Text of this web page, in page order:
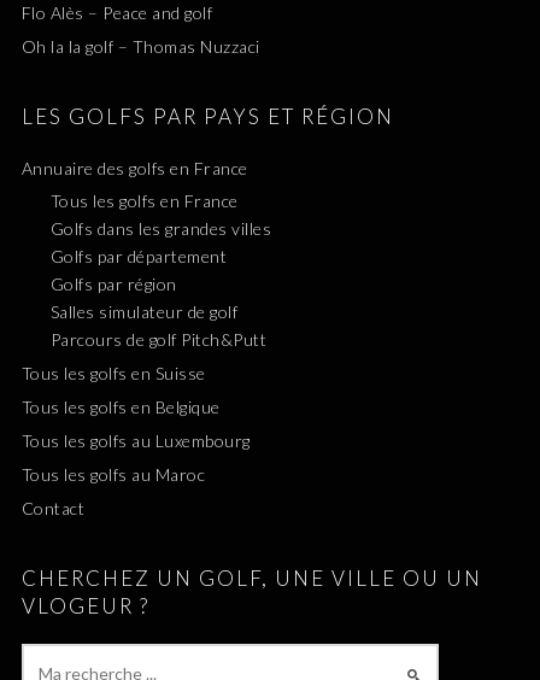
Flo Alès – Peace and golf
Oh la la golf – Thomas Nuzzaci
LES GOLFS PAR PAYS ET RÉGION
Annuaire des golfs en France
Tous les golfs en France
Golfs dans les grandes villes
Golfs par département
Golfs par région
Salles simulateur de golf
Parcours de golf Pitch&Putt
Tous les golfs en Suisse
Tous les golfs en Belgique
Tous les golfs au Luxembourg
Tous les golfs au Maroc
Contact
CHERCHEZ UN GOLF, UNE VILLE OU UN
VLOGEUR ?